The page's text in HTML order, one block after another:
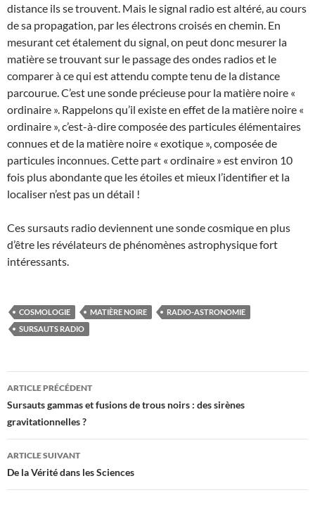
distance ils se trouvent. Mais le signal radio est altéré, au cours
de sa propagation, par les électrons croisés en chemin. En
mesurant cet étalement du signal, on peut donc mesurer la
matière se trouvant sur le passage des ondes radios et le
comparer à ce qui est attendu compte tenu de la distance
parcourue. C’est une sonde précieuse pour la matière noire «
ordinaire ». Rappelons qu’il existe en effet de la matière noire «
ordinaire », c’est-à-dire composée des particules élémentaires
connues et de la matière noire « exotique », composée de
particules inconnues. Cette part « ordinaire » est environ 10
fois plus abondante que les étoiles et mieux l’identifier et la
localiser n’est pas un détail !
Ces sursauts radio deviennent une sonde cosmique en plus
d’être les révélateurs de phénomènes astrophysique fort
intéressants.
COSMOLOGIE MATIÈRE NOIRE
RADIO-ASTRONOMIE
SURSAUTS RADIO
Navigation
des
articles
ARTICLE PRÉCÉDENT
Sursauts gammas et fusions de trous noirs : des sirènes
gravitationnelles ?
ARTICLE SUIVANT
De la Vérité dans les Sciences